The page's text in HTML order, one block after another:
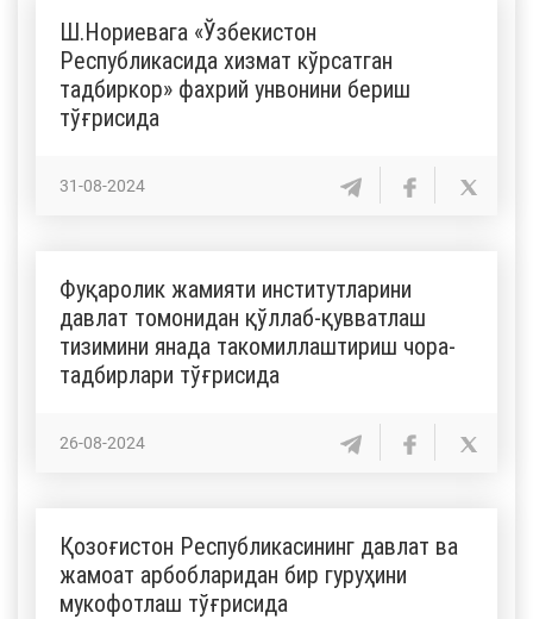
Ш.Нориевага «Ўзбекистон
Республикасида хизмат кўрсатган
тадбиркор» фахрий унвонини бериш
тўғрисида
31-08-2024
Фуқаролик жамияти институтларини
давлат томонидан қўллаб-қувватлаш
тизимини янада такомиллаштириш чора-
тадбирлари тўғрисида
26-08-2024
Қозоғистон Республикасининг давлат ва
жамоат арбобларидан бир гуруҳини
мукофотлаш тўғрисида